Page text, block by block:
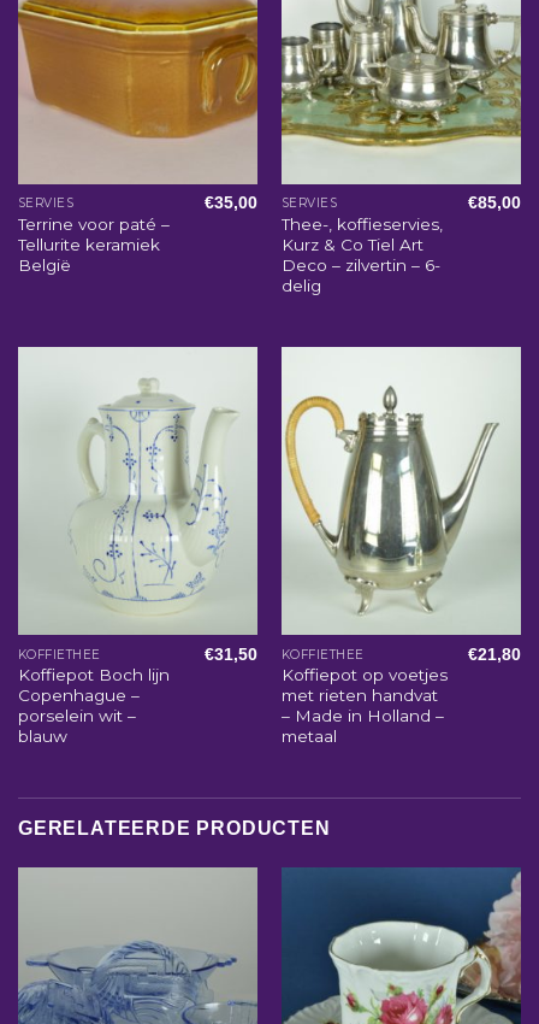
SERVIES
Terrine voor paté –
Tellurite keramiek
België
€35,00 SERVIES
Thee-, koffieservies,
Kurz & Co Tiel Art
Deco – zilvertin – 6-
delig
€85,00
KOFFIETHEE
Koffiepot Boch lijn
Copenhague –
porselein wit –
blauw
€31,50 KOFFIETHEE
Koffiepot op voetjes
met rieten handvat
– Made in Holland –
metaal
€21,80
GERELATEERDE PRODUCTEN